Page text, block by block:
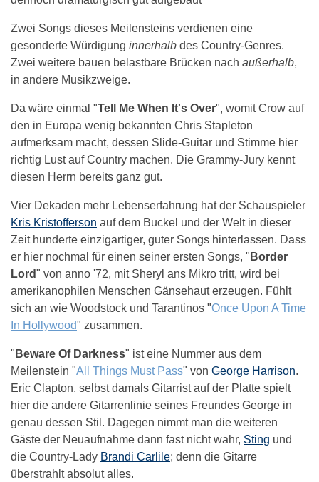
Zwei Songs dieses Meilensteins verdienen eine
gesonderte Würdigung innerhalb des Country-Genres.
Zwei weitere bauen belastbare Brücken nach außerhalb,
in andere Musikzweige.
Da wäre einmal "Tell Me When It's Over", womit Crow auf
den in Europa wenig bekannten Chris Stapleton
aufmerksam macht, dessen Slide-Guitar und Stimme hier
richtig Lust auf Country machen. Die Grammy-Jury kennt
diesen Herrn bereits ganz gut.
Vier Dekaden mehr Lebenserfahrung hat der Schauspieler
Kris Kristofferson auf dem Buckel und der Welt in dieser
Zeit hunderte einzigartiger, guter Songs hinterlassen. Dass
er hier nochmal für einen seiner ersten Songs, " Border
Lord" von anno '72, mit Sheryl ans Mikro tritt, wird bei
amerikanophilen Menschen Gänsehaut erzeugen. Fühlt
sich an wie Woodstock und Tarantinos "Once Upon A Time
In Hollywood" zusammen.
" Beware Of Darkness" ist eine Nummer aus dem
Meilenstein "All Things Must Pass" von George Harrison.
Eric Clapton, selbst damals Gitarrist auf der Platte spielt
hier die andere Gitarrenlinie seines Freundes George in
genau dessen Stil. Dagegen nimmt man die weiteren
Gäste der Neuaufnahme dann fast nicht wahr, Sting und
die Country-Lady Brandi Carlile; denn die Gitarre
überstrahlt absolut alles.